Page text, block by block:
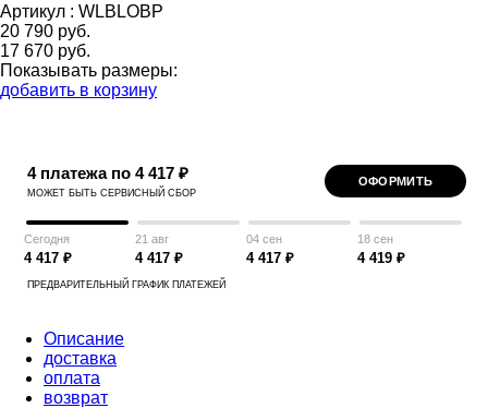
Артикул : WLBLOBP
20 790 руб.
17 670 руб.
Показывать размеры:
добавить в корзину
4 платежа по 4 417 ₽
МОЖЕТ БЫТЬ СЕРВИСНЫЙ СБОР
ОФОРМИТЬ
Сегодня
4 417 ₽
21 авг
4 417 ₽
04 сен
4 417 ₽
18 сен
4 419 ₽
ПРЕДВАРИТЕЛЬНЫЙ ГРАФИК ПЛАТЕЖЕЙ
Описание
доставка
оплата
возврат